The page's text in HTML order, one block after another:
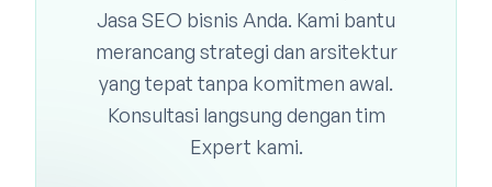
Jasa SEO bisnis Anda. Kami bantu
merancang strategi dan arsitektur
yang tepat tanpa komitmen awal.
Konsultasi langsung dengan tim
Expert kami.